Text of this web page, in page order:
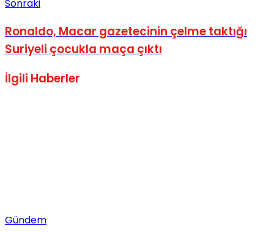
Sonraki
Ronaldo, Macar gazetecinin çelme taktığı
Suriyeli çocukla maça çıktı
İlgili Haberler
Gündem